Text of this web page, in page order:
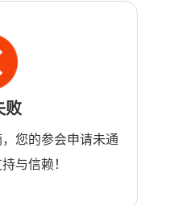
败
您的参会申请未通
与信赖！